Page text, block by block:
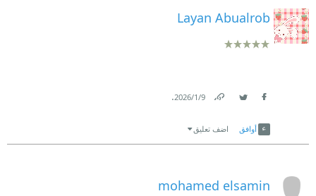
Layan Abualrob
9‏/1‏/2026
.
أوافق اضف تعليق
mohamed elsamin